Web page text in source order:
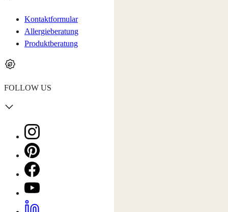
Kontaktformular
Allergieberatung
Produktberatung
FOLLOW US